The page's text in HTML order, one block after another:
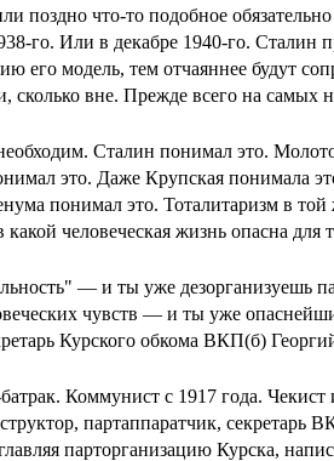
поздно что-то подобное
го. Или в декабре 1940-го. Сталин
его модель, тем отчаяннее будут
сколько вне. Прежде всего на самых
Сталин понимал это.
это. Даже Крупская понимала
понимал это. Тоталитаризм в той
человеческая жизнь опасна для
— и ты уже дезорганизуешь
чувств — и ты уже
Курского обкома ВКП(б)
Коммунист с 1917 года.
партаппаратчик, секретарь
парторганизацию Курска,